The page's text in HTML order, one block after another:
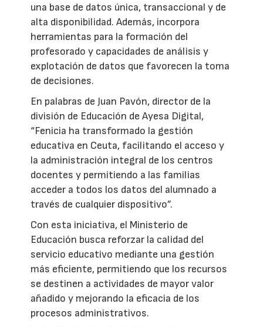
una base de datos única, transaccional y de
alta disponibilidad. Además, incorpora
herramientas para la formación del
profesorado y capacidades de análisis y
explotación de datos que favorecen la toma
de decisiones.
En palabras de Juan Pavón, director de la
división de Educación de Ayesa Digital,
“Fenicia ha transformado la gestión
educativa en Ceuta, facilitando el acceso y
la administración integral de los centros
docentes y permitiendo a las familias
acceder a todos los datos del alumnado a
través de cualquier dispositivo”.
Con esta iniciativa, el Ministerio de
Educación busca reforzar la calidad del
servicio educativo mediante una gestión
más eficiente, permitiendo que los recursos
se destinen a actividades de mayor valor
añadido y mejorando la eficacia de los
procesos administrativos.